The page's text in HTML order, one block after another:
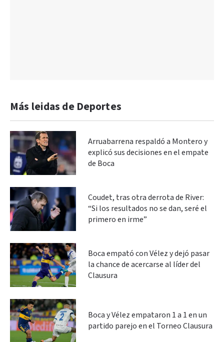
Más leidas de Deportes
Arruabarrena respaldó a Montero y
explicó sus decisiones en el empate
de Boca
Coudet, tras otra derrota de River:
“Si los resultados no se dan, seré el
primero en irme”
Boca empató con Vélez y dejó pasar
la chance de acercarse al líder del
Clausura
Boca y Vélez empataron 1 a 1 en un
partido parejo en el Torneo Clausura